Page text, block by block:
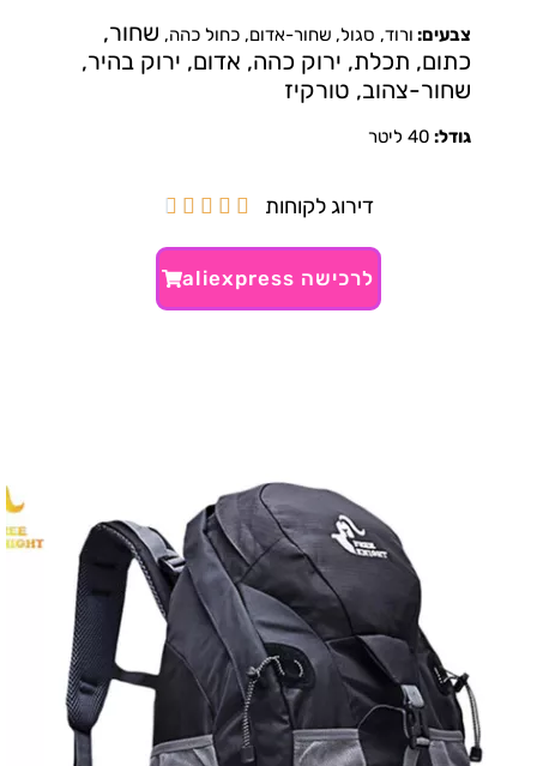
צבעים: ורוד, סגול, שחור-אדום, כחול כהה, שחור,
כתום, תכלת, ירוק כהה, אדום, ירוק בהיר,
שחור-צהוב, טורקיז
גודל: 40 ליטר
דירוג לקוחות 




לרכישה aliexpress